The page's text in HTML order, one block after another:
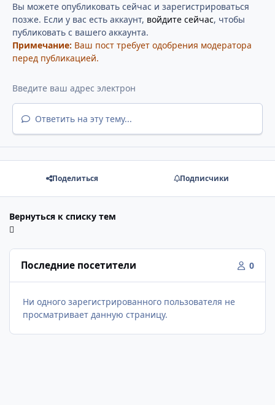
Вы можете опубликовать сейчас и зарегистрироваться
позже. Если у вас есть аккаунт, войдите сейчас, чтобы
публиковать с вашего аккаунта.
Примечание: Ваш пост требует одобрения модератора
перед публикацией.
Ответить на эту тему...
Поделиться Подписчики
Вернуться к списку тем
Последние посетители 0
Ни одного зарегистрированного пользователя не
просматривает данную страницу.